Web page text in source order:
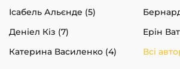
Ісабель Альєнде (5)
Деніел Кіз (7)
Ерін
Катерина Василенко (4)
Всі